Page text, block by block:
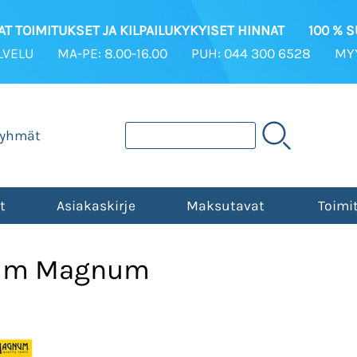
TOIMITUKSET JA KILPAILUKYKYISET HINNAT
100 %
MA-PE: 8.00-16.00 PUH: 044 300 6528
Asiakaskirje Maksutavat
Magnum